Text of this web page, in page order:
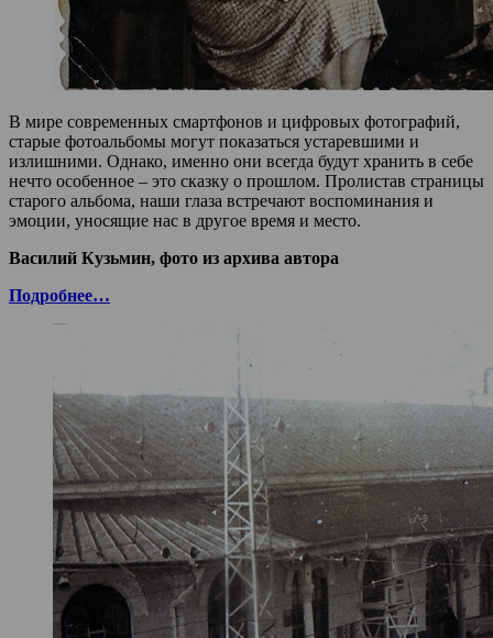
В мире современных смартфонов и цифровых фотографий,
старые фотоальбомы могут показаться устаревшими и
излишними. Однако, именно они всегда будут хранить в себе
нечто особенное – это сказку о прошлом. Пролистав страницы
старого альбома, наши глаза встречают воспоминания и
эмоции, уносящие нас в другое время и место.
Василий Кузьмин, фото из архива автора
Подробнее…